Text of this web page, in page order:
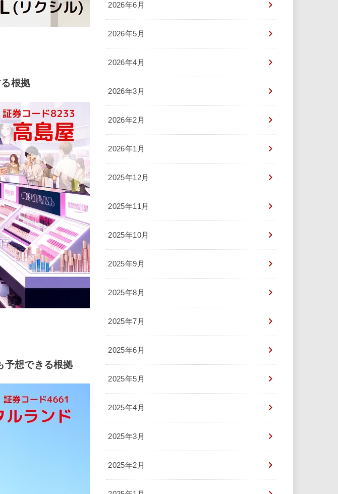
根拠
予想できる根拠
2026年6月
2026年5月
2026年4月
2026年3月
2026年2月
2026年1月
2025年12月
2025年11月
2025年10月
2025年9月
2025年8月
2025年7月
2025年6月
2025年5月
2025年4月
2025年3月
2025年2月